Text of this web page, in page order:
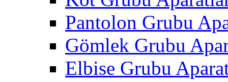
Pantolon Grubu
Gömlek Grubu
Elbise Grubu